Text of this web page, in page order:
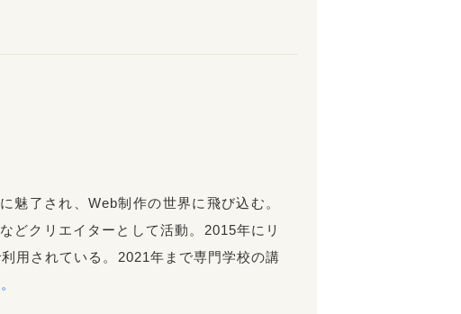
了され、Web制作の世界に飛び込む。
どクリエイターとして活動。2015年にリ
用されている。2021年まで専門学校の講